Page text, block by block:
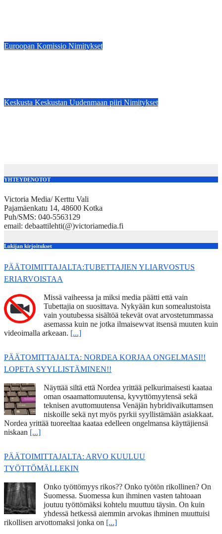
Euroopan Komissio Nimitykset
Keskusta Keskustan Uudenmaan piiri Nimitykset
YHTEYDENOTOT
Victoria Media/ Kerttu Vali
Pajamäenkatu 14, 48600 Kotka
Puh/SMS: 040-5563129
email: debaattilehti(@)victoriamedia.fi
Lukijan kirjoitukset
PÄÄTOIMITTAJALTA:TUBETTAJIEN YLIARVOSTUS
ERIARVOISTAA
Missä vaiheessa ja miksi media päätti että vain
Tubettajia on suosittava. Nykyään kun somealustoista
vain youtubessa sisältöä tekevät ovat arvostetummassa
asemassa kuin ne jotka ilmaisewvat itsensä muuten kuin
videoimalla arkeaan. [...]
PÄÄTOMITTAJALTA: NORDEA KORJAA ONGELMASI!!
LOPETA SYYLLISTÄMINEN!!
Näyttää siltä että Nordea yrittää pelkurimaisesti kaataa
oman osaamattomuutensa, kyvyttömyytensä sekä
teknisen avuttomuutensa Venäjän hybridivaikuttamsen
niskoille sekä nyt myös pyrkii syyllistämään asiakkaat.
Nordea yrittää tuoreeltaa kaataa edelleen ongelmansa käyttäjiensä
niskaan [...]
PÄÄTOIMITTAJALTA: ARVO KUULUU
TYÖTTÖMÄLLEKIN
Onko työttömyys rikos?? Onko työtön rikollinen? On
Suomessa. Suomessa kun ihminen vasten tahtoaan
joutuu työttömäksi kohtelu muuttuu täysin. On kuin
yhdessä hetkessä aiemmin arvokas ihminen muuttuisi
rikollisen arvottomaksi jonka on [...]